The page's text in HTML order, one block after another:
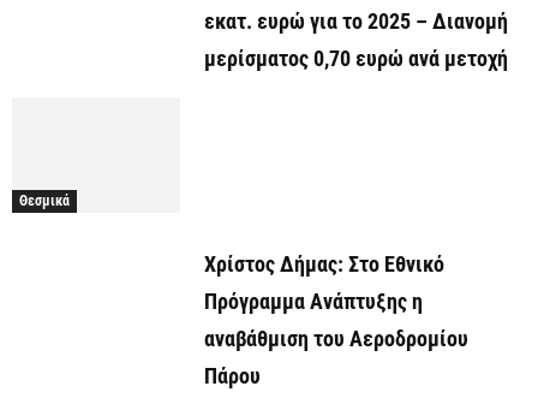
εκατ. ευρώ για το 2025 – Διανομή
μερίσματος 0,70 ευρώ ανά μετοχή
Θεσμικά
Χρίστος Δήμας: Στο Εθνικό
Πρόγραμμα Ανάπτυξης η
αναβάθμιση του Αεροδρομίου
Πάρου